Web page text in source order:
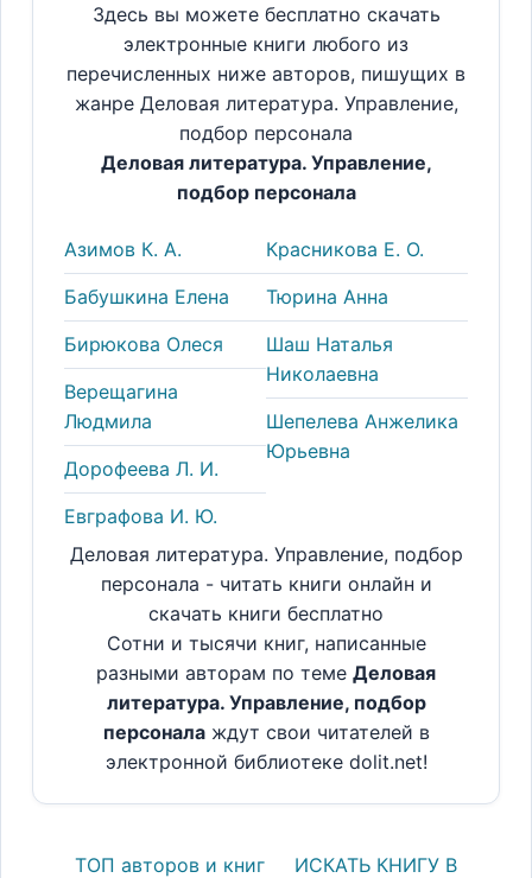
Здесь вы можете бесплатно скачать
электронные книги любого из
перечисленных ниже авторов, пишущих в
жанре Деловая литература. Управление,
подбор персонала
Деловая литература. Управление,
подбор персонала
Азимов К. А.
Бабушкина Елена
Бирюкова Олеся
Верещагина
Людмила
Дорофеева Л. И.
Евграфова И. Ю.
Красникова Е. О.
Тюрина Анна
Шаш Наталья
Николаевна
Шепелева Анжелика
Юрьевна
Деловая литература. Управление, подбор
персонала - читать книги онлайн и
скачать книги бесплатно
Сотни и тысячи книг, написанные
разными авторам по теме Деловая
литература. Управление, подбор
персоналаждут свои читателей в
электронной библиотеке dolit.net!
ТОП авторов и книг
ИСКАТЬ КНИГУ В